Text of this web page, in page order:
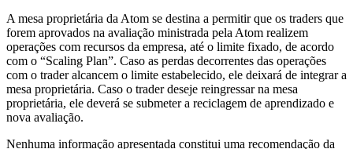
A mesa proprietária da Atom se destina a permitir que os traders que
forem aprovados na avaliação ministrada pela Atom realizem
operações com recursos da empresa, até o limite fixado, de acordo
com o “Scaling Plan”. Caso as perdas decorrentes das operações
com o trader alcancem o limite estabelecido, ele deixará de integrar a
mesa proprietária. Caso o trader deseje reingressar na mesa
proprietária, ele deverá se submeter a reciclagem de aprendizado e
nova avaliação.
Nenhuma informação apresentada constitui uma recomendação da